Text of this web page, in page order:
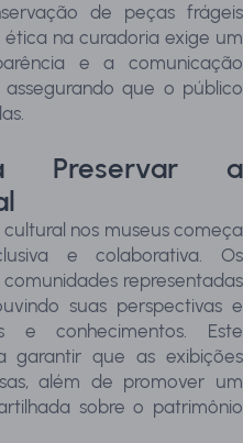
de peças frágeis
ética na curadoria exige um
e a comunicação
que o público
Preservar a
nos museus começa
e colaborativa. Os
representadas
suas perspectivas e
e conhecimentos. Este
garantir que as exibições
além de promover um
sobre o patrimônio